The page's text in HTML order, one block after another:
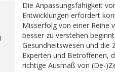
Die Anpassungsfähigkeit
Entwicklungen erfordert
Misserfolg von einer Reihe
besser zu verstehen
Gesundheitswesen und die
Experten und Betroffenen,
richtige Ausmaß von (De-